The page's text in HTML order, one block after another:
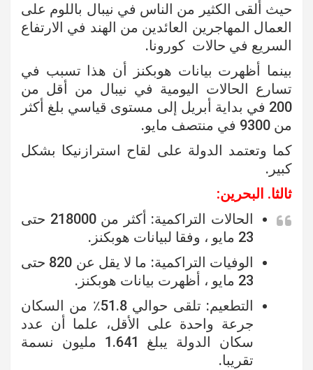
حيث ألقى الكثير من الناس في نيبال باللوم على
العمال المهاجرين العائدين من الهند في الارتفاع
السريع في حالات كورونا.
بينما أظهرت بيانات هوبكنز أن هذا تسبب في
تسارع الحالات اليومية في نيبال من أقل من
200 في بداية أبريل إلى مستوى قياسي بلغ أكثر
من 9300 في منتصف مايو.
كما وتعتمد الدولة على لقاح استرازنيكا بشكل
كبير.
ثالثا. البحرين:
الحالات التراكمية: أكثر من 218000 حتى
23 مايو ، وفقا لبيانات هوبكنز.
الوفيات التراكمية: ما لا يقل عن 820 حتى
23 مايو ، أظهرت بيانات هوبكنز.
التطعيم: تلقى حوالي 51.8٪ من السكان
جرعة واحدة على الأقل، علما أن عدد
سكان الدولة يبلغ 1.641 مليون نسمة
تقريبا.